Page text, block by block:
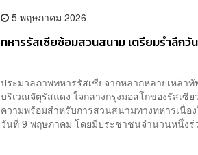
5 พฤษภาคม 2026
ทหารรัสเซียซ้อมสวนสนาม เตรียมรำลึกวั
ประมวลภาพทหารรัสเซียจากหลากหลายเหล่า
บริเวณจัตุรัสแดง ใจกลางกรุงมอสโกของรัสเซี
ความพร้อมสำหรับการสวนสนามทางทหารเนื่อ
วันที่ 9 พฤษภาคม โดยมีประชาชนจำนวนหนึ่ง